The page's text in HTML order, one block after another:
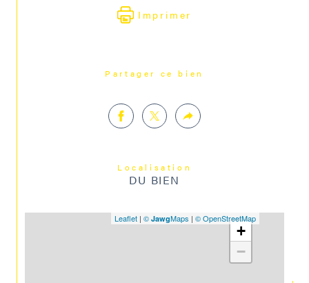
Imprimer
Partager ce bien
Localisation
DU BIEN
+
−
Leaflet | © JawgMaps | © OpenStreetMap